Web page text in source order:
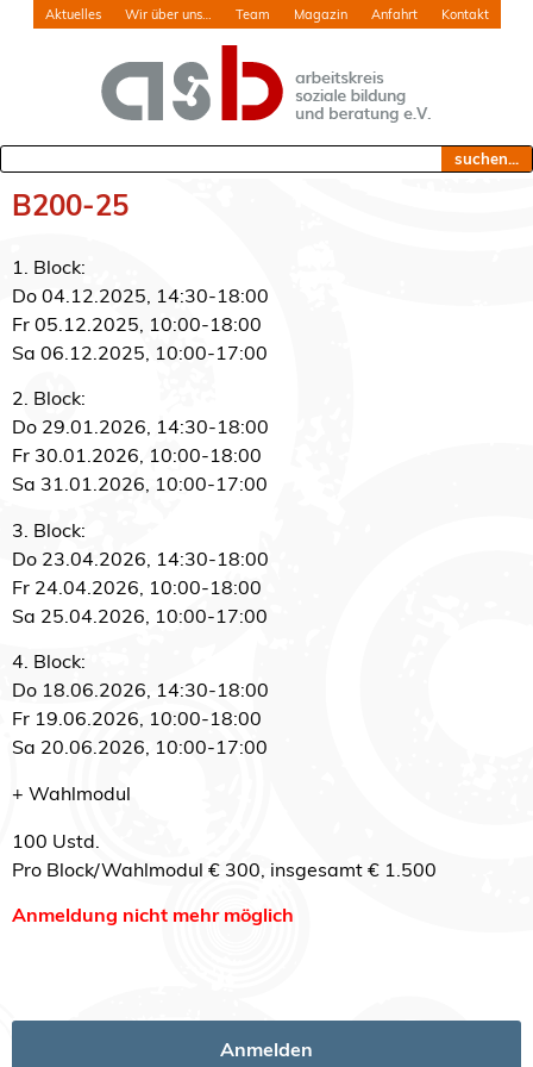
Aktuelles Wir über uns… Team Magazin Anfahrt Kontakt
suchen...
B200-25
1. Block:
Do 04.12.2025, 14:30-18:00
Fr 05.12.2025, 10:00-18:00
Sa 06.12.2025, 10:00-17:00
2. Block:
Do 29.01.2026, 14:30-18:00
Fr 30.01.2026, 10:00-18:00
Sa 31.01.2026, 10:00-17:00
3. Block:
Do 23.04.2026, 14:30-18:00
Fr 24.04.2026, 10:00-18:00
Sa 25.04.2026, 10:00-17:00
4. Block:
Do 18.06.2026, 14:30-18:00
Fr 19.06.2026, 10:00-18:00
Sa 20.06.2026, 10:00-17:00
+ Wahlmodul
100 Ustd.
Pro Block/Wahlmodul € 300, insgesamt € 1.500
Anmeldung nicht mehr möglich
Anmelden